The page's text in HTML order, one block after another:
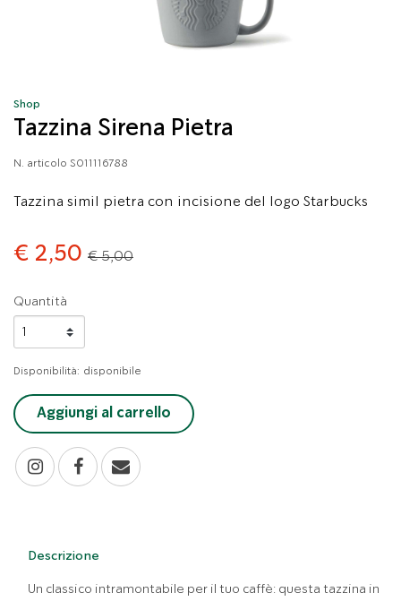
Shop
Tazzina Sirena Pietra
N. articolo S011116788
Tazzina simil pietra con incisione del logo Starbucks
€ 2,50 Price reduced from
€ 5,00
Quantità
Disponibilità: disponibile
Aggiungi al carrello
Descrizione
Un classico intramontabile per il tuo caffè: questa tazzina in